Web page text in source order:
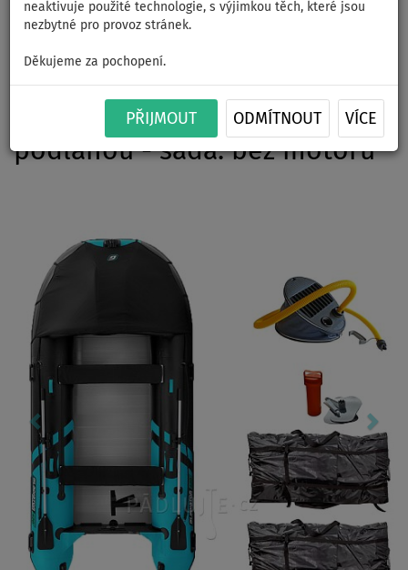
neaktivuje použité technologie, s výjimkou těch, které jsou
nezbytné pro provoz stránek.
Děkujeme za pochopení.
PŘIJMOUT ODMÍTNOUT VÍCE
Člun GLADIATOR ACTIVE
C420AL black turquoise -
nafukovací člun s hliníkovou
podlahou - sada: bez motoru